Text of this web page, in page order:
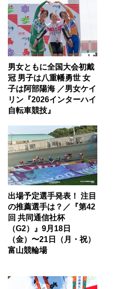
男女ともに全国大会初戴
冠 男子は八重幡勇世 女
子は阿部陽海 ／男女ケイ
リン『2026インターハイ
自転車競技』
出場予定選手発表！ 注目
の推薦選手は？／『第42
回 共同通信社杯
（G2）』9月18日
（金）〜21日（月・祝）
富山競輪場